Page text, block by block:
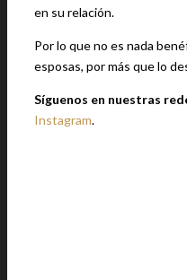
en su relación.
Por lo que no es nada
esposas, por más que lo
Síguenos en nuestras
Instagram.